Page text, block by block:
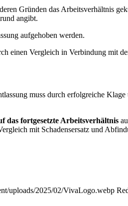
Gründen das Arbeitsverhältnis
angibt.
aufgehoben werden.
einen Vergleich in Verbindung mit
muss durch erfolgreiche
das fortgesetzte Arbeitsverhältnis
mit Schadensersatz und
uploads/2025/02/VivaLogo.webp